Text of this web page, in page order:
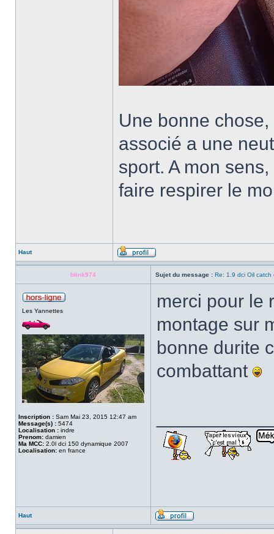
Une bonne
associé a une
sport. A mon
faire respirer le
Haut
blink974 Sujet du message : Re: 1.9 dci Oil catch
Les Yannettes
Inscription : Sam Mai 23, 2015 12:47 am
Message(s) : 5474
Localisation : indre
Prenom: damien
Ma MCC: 2.0l dci 150 dynamique 2007
Localisation: en france
merci pour le
montage sur
bonne durite
combattant
Haut